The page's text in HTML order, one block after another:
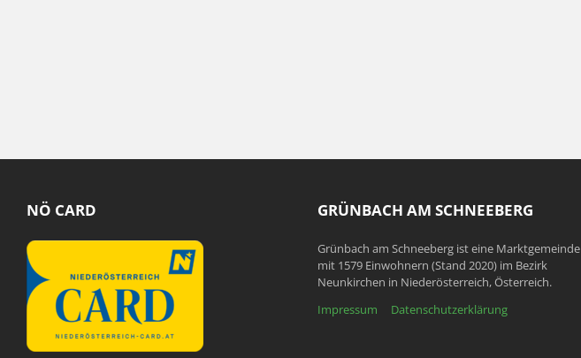
NÖ CARD GRÜNBACH AM SCHNEEBERG
Grünbach am Schneeberg ist eine Marktgemeinde
mit 1579 Einwohnern (Stand 2020) im Bezirk
Neunkirchen in Niederösterreich, Österreich.
Impressum
Datenschutzerklärung